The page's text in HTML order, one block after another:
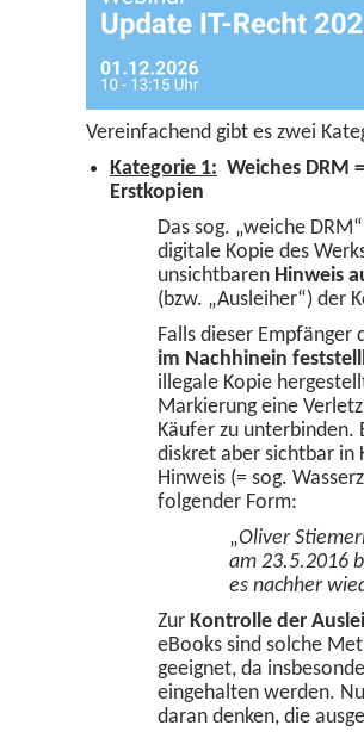
Vereinfachend gibt es zwei
Kategorie 1: Weiches DRM
Erstkopien
Das sog. „weiche
digitale Kopie des
unsichtbaren Hinweis
(bzw. „Ausleiher“) der
Falls dieser
im Nachhinein
illegale Kopie
Markierung eine
Käufer zu unterbinden.
diskret aber sichtbar in
Hinweis (= sog.
folgender Form:
„Oliver
am 23.5.2016
es nachher
Zur Kontrolle der
eBooks sind solche
geeignet, da
eingehalten werden.
daran denken, die